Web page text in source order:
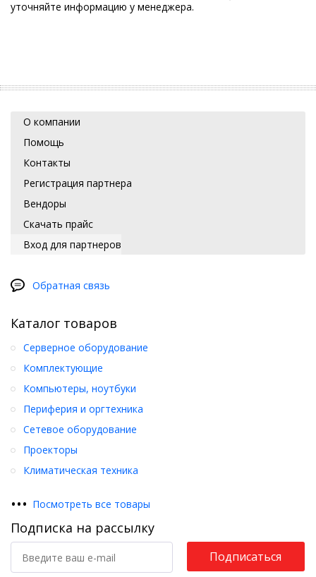
уточняйте информацию у менеджера.
О компании
Помощь
Контакты
Регистрация партнера
Вендоры
Скачать прайс
Вход для партнеров
Обратная связь
Каталог товаров
Серверное оборудование
Комплектующие
Компьютеры, ноутбуки
Периферия и оргтехника
Сетевое оборудование
Проекторы
Климатическая техника
••• Посмотреть все товары
Подписка на рассылку
Подписаться